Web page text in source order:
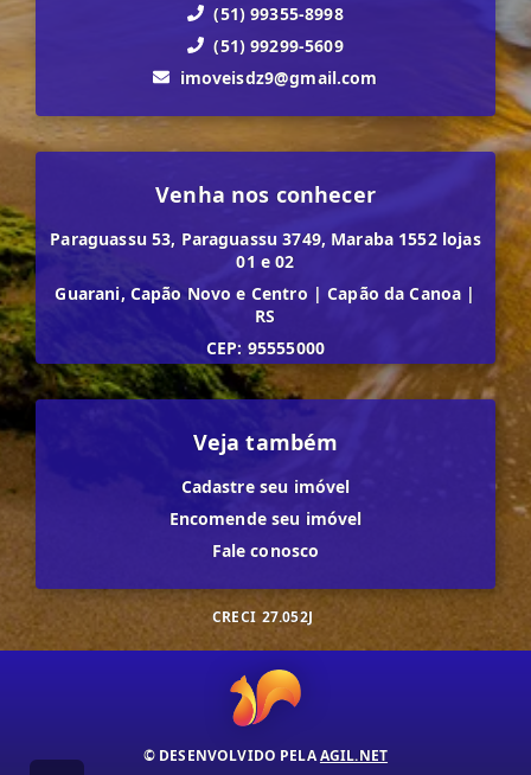
(51) 99355-8998
(51) 99299-5609
imoveisdz9@gmail.com
Venha nos conhecer
Paraguassu 53, Paraguassu 3749, Maraba 1552 lojas
01 e 02
Guarani, Capão Novo e Centro | Capão da Canoa |
RS
CEP: 95555000
Veja também
Cadastre seu imóvel
Encomende seu imóvel
Fale conosco
CRECI 27.052J
© DESENVOLVIDO PELAAGIL.NET